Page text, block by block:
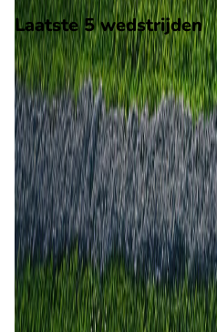
Laatste 5 wedstrijden
H2H
Middlesbrough
West Bromwich Albion
16 jan2026
West Bromwich Albion
Middlesbrough
23
19 sep 2025
Middlesbrough
West Bromwich Albion
2 1
21 jan 2025